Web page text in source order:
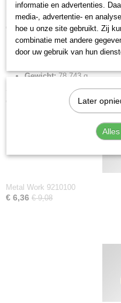
EAN code
8024986901603
Productcode leverancier
9210202
0,08 Kg
Regelunit 08 SY1.
Complete regelunit, inclusief
Metal Work
Gewicht:78,743 g
Ook interessant
Metal Work 9210100
€ 6,36 € 9,08
informatie en advertenties.
media-, advertentie- en
hoe u onze site gebruikt. Zij
combinatie met andere
door uw gebruik van hun
Later